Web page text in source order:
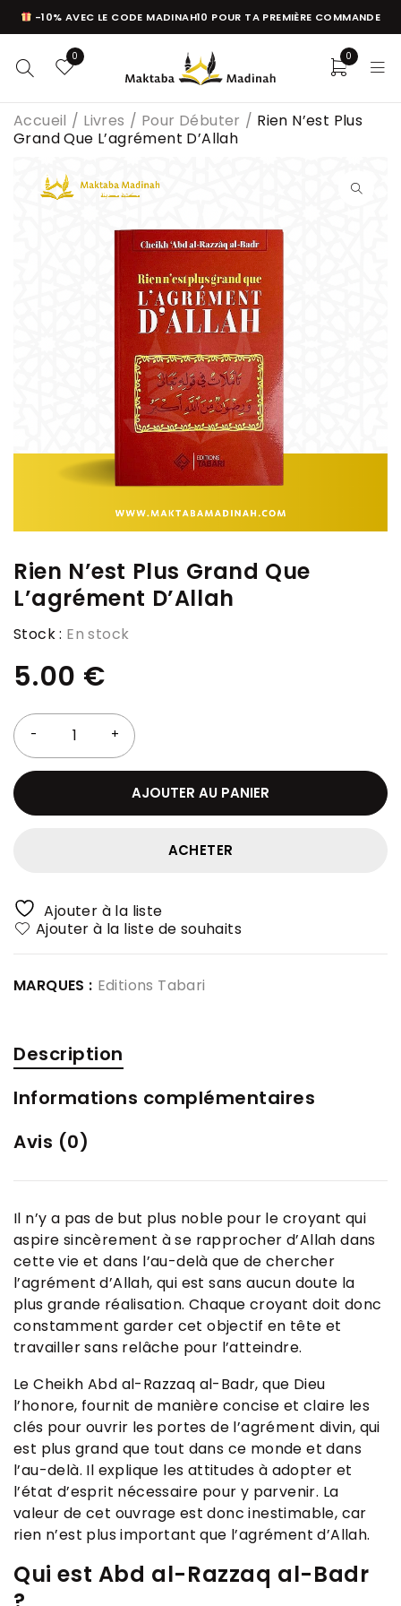
-10% AVEC LE CODE MADINAH10 POUR TA PREMIÈRE COMMANDE
0 0
Accueil / Livres / Pour Débuter / Rien N’est Plus
Grand Que L’agrément D’Allah
Rien N’est Plus Grand Que
L’agrément D’Allah
Stock : En stock
5.00 €
AJOUTER AU PANIER
ACHETER
Ajouter à la liste
Ajouter à la liste de souhaits
MARQUES : Editions Tabari
Description
Informations complémentaires
Avis (0)
Il n’y a pas de but plus noble pour le croyant qui
aspire sincèrement à se rapprocher d’Allah dans
cette vie et dans l’au-delà que de chercher
l’agrément d’Allah, qui est sans aucun doute la
plus grande réalisation. Chaque croyant doit donc
constamment garder cet objectif en tête et
travailler sans relâche pour l’atteindre.
Le Cheikh Abd al-Razzaq al-Badr, que Dieu
l’honore, fournit de manière concise et claire les
clés pour ouvrir les portes de l’agrément divin, qui
est plus grand que tout dans ce monde et dans
l’au-delà. Il explique les attitudes à adopter et
l’état d’esprit nécessaire pour y parvenir. La
valeur de cet ouvrage est donc inestimable, car
rien n’est plus important que l’agrément d’Allah.
Qui est Abd al-Razzaq al-Badr